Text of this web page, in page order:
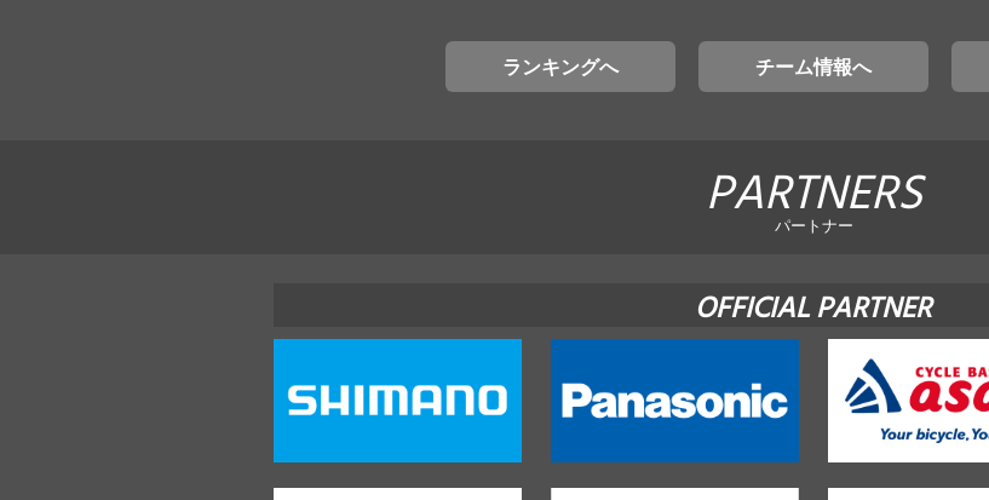
ランキングへ チーム情報へ
PARTNERS
パートナー
OFFICIAL PARTNER